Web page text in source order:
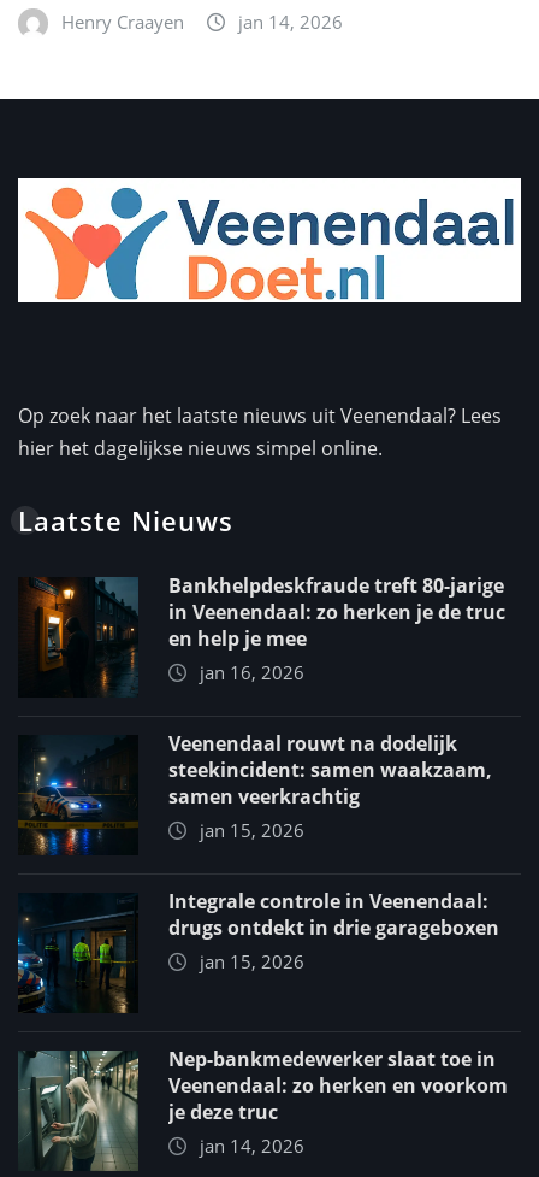
Henry Craayen jan 14, 2026
Op zoek naar het laatste nieuws uit Veenendaal? Lees
hier het dagelijkse nieuws simpel online.
Laatste Nieuws
Bankhelpdeskfraude treft 80-jarige
in Veenendaal: zo herken je de truc
en help je mee
jan 16, 2026
Veenendaal rouwt na dodelijk
steekincident: samen waakzaam,
samen veerkrachtig
jan 15, 2026
Integrale controle in Veenendaal:
drugs ontdekt in drie garageboxen
jan 15, 2026
Nep-bankmedewerker slaat toe in
Veenendaal: zo herken en voorkom
je deze truc
jan 14, 2026